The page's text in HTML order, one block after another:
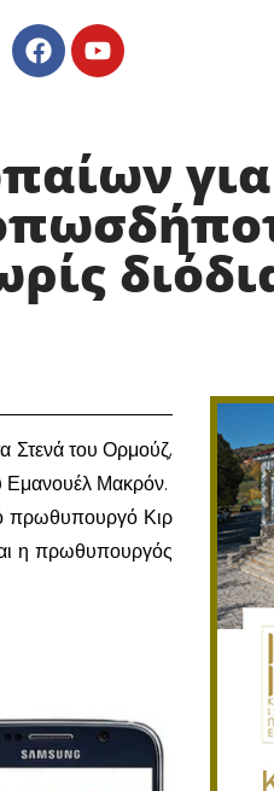
Στενά του Ορμούζ,
Εμανουέλ Μακρόν.
πρωθυπουργό Κιρ
η πρωθυπουργός